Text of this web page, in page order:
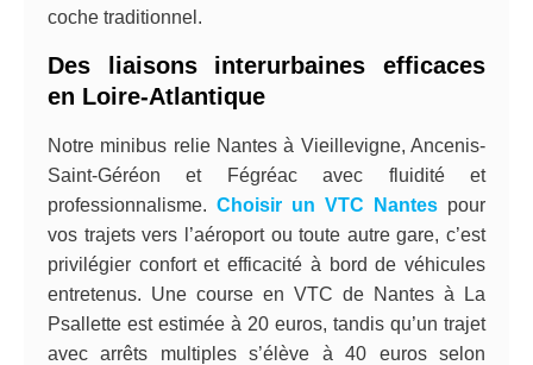
coche traditionnel.
Des liaisons interurbaines efficaces
en Loire-Atlantique
Notre minibus relie Nantes à Vieillevigne, Ancenis-
Saint-Géréon et Fégréac avec fluidité et
professionnalisme. Choisir un VTC Nantes pour
vos trajets vers l’aéroport ou toute autre gare, c’est
privilégier confort et efficacité à bord de véhicules
entretenus. Une course en VTC de Nantes à La
Psallette est estimée à 20 euros, tandis qu’un trajet
avec arrêts multiples s’élève à 40 euros selon